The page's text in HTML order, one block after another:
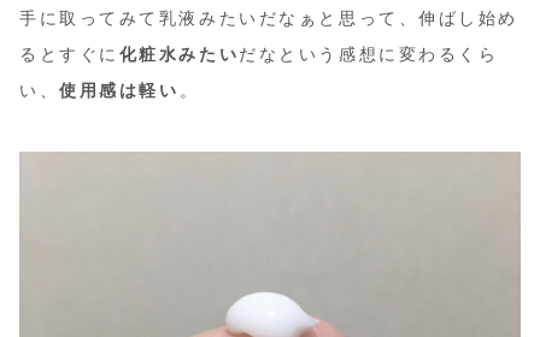
手に取ってみて乳液みたいだなぁと思って、伸ばし始め
るとすぐに 化粧水みたいだなという感想に変わるくら
い、使用感は軽い 。